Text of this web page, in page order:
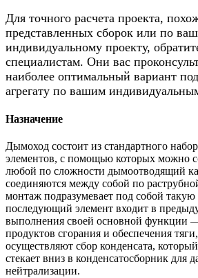
Для точного расчета проекта,
представленных сборок или по
индивидуальному проекту,
специалистам. Они вас
наиболее оптимальный вариант
агрегату по вашим
Назначение
Дымоход состоит из стандартного
элементов, с помощью которых можно
любой по сложности дымоотводящий
соединяются между собой по
монтаж подразумевает под собой такую
последующий элемент входит в
выполнения своей основной функции
продуктов сгорания и обеспечения
осуществляют сбор конденсата,
стекает вниз в конденсатосборник для
нейтрализации.